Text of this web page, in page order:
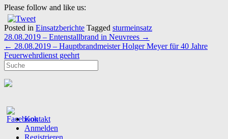
Please follow and like us:
Posted in Einsatzberichte Tagged sturmeinsatz
Post
navigation
28.08.2019 – Entenstallbrand in Neuvrees →
← 28.08.2019 – Hauptbrandmeister Holger Meyer für 40 Jahre
Feuerwehrdienst geehrt
Kontakt
Anmelden